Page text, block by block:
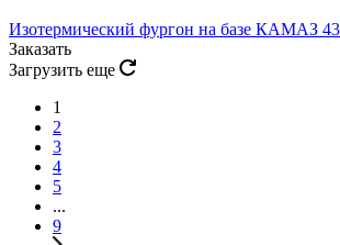
Изотермический фургон на базе КАМАЗ
Заказать
Загрузить еще
1
2
3
4
5
...
9